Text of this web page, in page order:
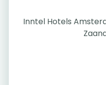
Inntel Hotels